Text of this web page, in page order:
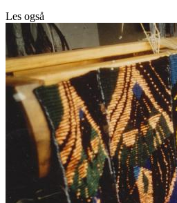
Les også